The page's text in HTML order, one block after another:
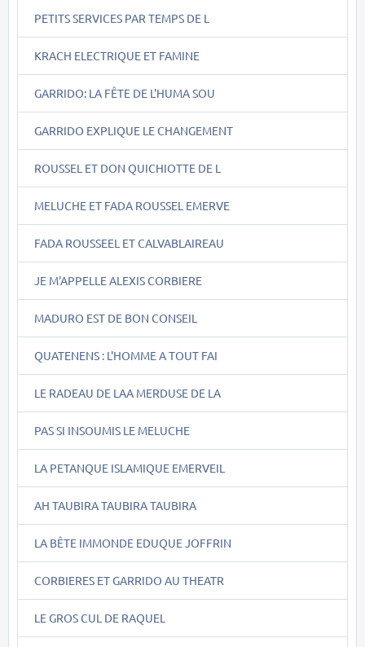
PETITS SERVICES PAR TEMPS DE L
KRACH ELECTRIQUE ET FAMINE
GARRIDO: LA FÊTE DE L'HUMA SOU
GARRIDO EXPLIQUE LE CHANGEMENT
ROUSSEL ET DON QUICHIOTTE DE L
MELUCHE ET FADA ROUSSEL EMERVE
FADA ROUSSEEL ET CALVABLAIREAU
JE M'APPELLE ALEXIS CORBIERE
MADURO EST DE BON CONSEIL
QUATENENS : L'HOMME A TOUT FAI
LE RADEAU DE LAA MERDUSE DE LA
PAS SI INSOUMIS LE MELUCHE
LA PETANQUE ISLAMIQUE EMERVEIL
AH TAUBIRA TAUBIRA TAUBIRA
LA BÊTE IMMONDE EDUQUE JOFFRIN
CORBIERES ET GARRIDO AU THEATR
LE GROS CUL DE RAQUEL